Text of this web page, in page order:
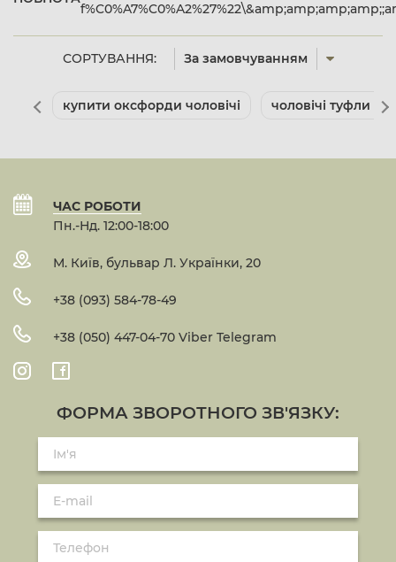
СОРТУВАННЯ: За замовчуванням
купити оксфорди чоловічі чоловічі туфли
ЧАС РОБОТИ
Пн.-Нд. 12:00-18:00
М. Київ, бульвар Л. Українки, 20
+38 (093) 584-78-49
+38 (050) 447-04-70 Viber Telegram
ФОРМА ЗВОРОТНОГО ЗВ'ЯЗКУ: